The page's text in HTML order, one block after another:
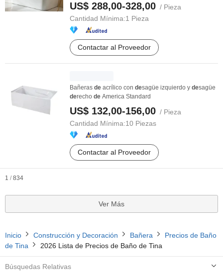
US$ 288,00-328,00 / Pieza
Cantidad Mínima:1 Pieza
Contactar al Proveedor
Bañeras de acrílico con desagüe izquierdo y desagüe
derecho de America Standard
US$ 132,00-156,00 / Pieza
Cantidad Mínima:10 Piezas
Contactar al Proveedor
1 / 834
Ver Más
Inicio Construcción y Decoración Bañera
Precios de Baño
de Tina
2026 Lista de Precios de Baño de Tina
Búsquedas Relativas